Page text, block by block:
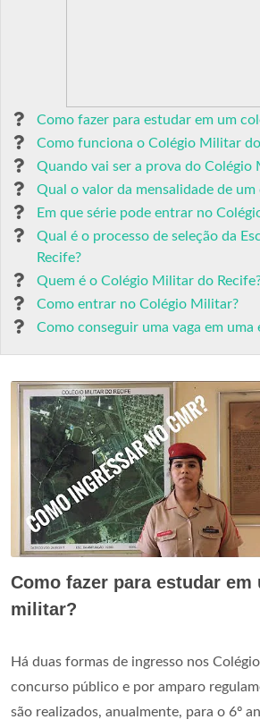
Como fazer para estudar em um
Como funciona o Colégio Militar
Quando vai ser a prova do Colégio
Qual o valor da mensalidade de
Em que série pode entrar no
Qual é o processo de seleção da
Recife?
Quem é o Colégio Militar do
Como entrar no Colégio Militar?
Como conseguir uma vaga em uma
Como fazer para estudar em
militar?
Há duas formas de ingresso nos
concurso público e por amparo
são realizados, anualmente, para o 6º